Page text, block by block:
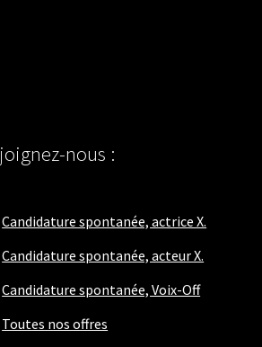
nous :
Candidature spontanée, actrice X.
Candidature spontanée, acteur X.
Candidature spontanée, Voix-Off
Toutes nos offres